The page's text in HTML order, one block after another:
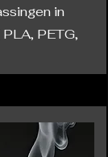
in
PETG,